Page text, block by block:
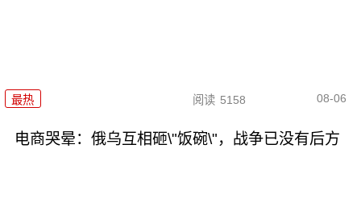
最热 阅读 5158 08-06
电商哭晕：俄乌互相砸\"饭碗\"，战争已没有后方